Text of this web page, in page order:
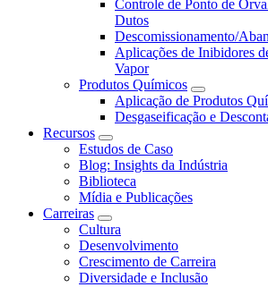
Controle de Ponto de
Dutos
Descomissionamento/
Aplicações de Inibidores
Vapor
Produtos Químicos
Aplicação de Produtos
Desgaseificação e
Recursos
Estudos de Caso
Blog: Insights da Indústria
Biblioteca
Mídia e Publicações
Carreiras
Cultura
Desenvolvimento
Crescimento de Carreira
Diversidade e Inclusão